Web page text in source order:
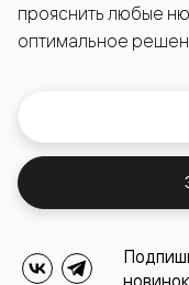
прояснить любые
оптимальное